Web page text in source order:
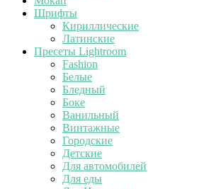
Шрифты
Кириллические
Латинские
Пресеты Lightroom
Fashion
Белые
Бледный
Боке
Ванильный
Винтажные
Городские
Детские
Для автомобилей
Для еды